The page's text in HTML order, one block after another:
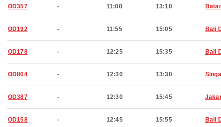
OD357 - 11:00 13:10
OD192 - 11:55 15:05 Bali
OD178 - 12:25 15:35 Bali
OD804 - 12:30 13:30
OD387 - 12:30 15:45
OD158 - 12:45 15:55 Bali